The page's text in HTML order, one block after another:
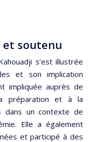
et soutenu
s’est illustrée
et son implication
impliquée auprès de
préparation et à la
dans un contexte de
Elle a également
et participé à des